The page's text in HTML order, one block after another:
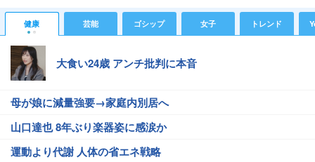
健康 芸能 ゴシップ 女子 トレンド
大食い24歳 アンチ批判に本音
母が娘に減量強要→家庭内別居へ
山口達也 8年ぶり楽器姿に感涙か
運動より代謝 人体の省エネ戦略